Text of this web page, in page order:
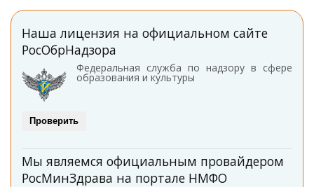
Наша лицензия на официальном сайте
РосОбрНадзора
Федеральная служба по надзору в сфере
образования и культуры
Проверить
Мы являемся официальным провайдером
РосМинЗдрава на портале НМФО